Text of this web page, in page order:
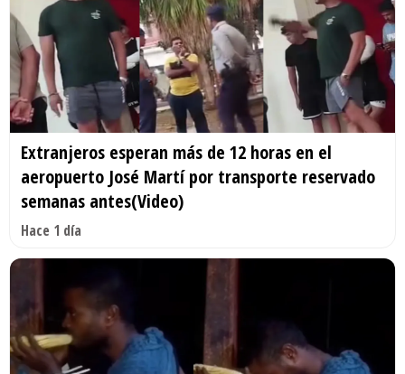
Extranjeros esperan más de 12 horas en el
aeropuerto José Martí por transporte reservado
semanas antes(Video)
Hace 1 día